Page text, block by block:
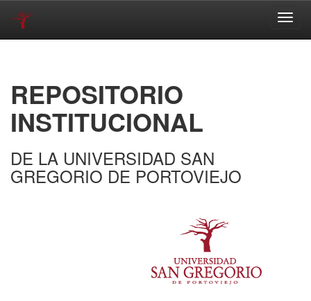
REPOSITORIO
INSTITUCIONAL
DE LA UNIVERSIDAD SAN
GREGORIO DE PORTOVIEJO